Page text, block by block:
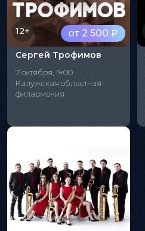
от 2 500 ₽
12+
Сергей Трофимов
7 октября, 19:00
Калужская областная
филармония